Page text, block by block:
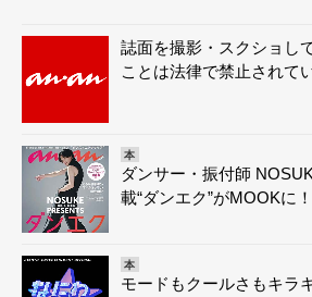
誌面を撮影・スクショし
ことは法律で禁止されて
本
ダンサー・振付師
載“ダンエク”がMOOKに！
本
モードもクールさもキラ